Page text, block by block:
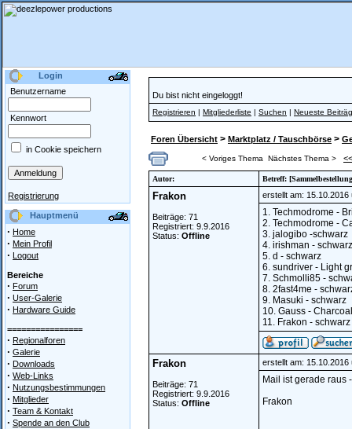
Login
Benutzername
Kennwort
in Cookie speichern
Registrierung
Hauptmenü
· Home
· Mein Profil
· Logout
Bereiche
· Forum
· User-Galerie
· Hardware Guide
================
· Regionalforen
· Galerie
· Downloads
· Web-Links
· Nutzungsbestimmungen
· Mitglieder
· Team & Kontakt
· Spende an den Club
Du bist nicht eingeloggt!
Registrieren | Mitgliederliste | Suchen | Neueste
Foren Übersicht > Marktplatz / Tauschbörse >
< Voriges Thema Nächstes Thema > <<
Autor: Betreff:
Frakon
Beiträge: 71
Registriert: 9.9.2016
Status: Offline
erstellt am: 15.10.2016
1. Techmodrome -
2. Techmodrome -
3. jalogibo -schwarz
4. irishman - schwarz
5. d - schwarz
6. sundriver - Light
7. Schmolli85 -
8. 2fast4me -
9. Masuki - schwarz
10. Gauss -
11. Frakon - schwarz
Frakon
Beiträge: 71
Registriert: 9.9.2016
Status: Offline
erstellt am: 15.10.2016
Mail ist gerade raus
Frakon